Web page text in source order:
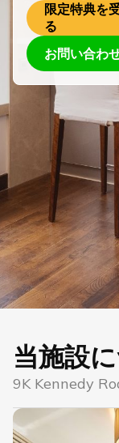
限定特典を
る
お問い合わ
当施設
9K Kennedy